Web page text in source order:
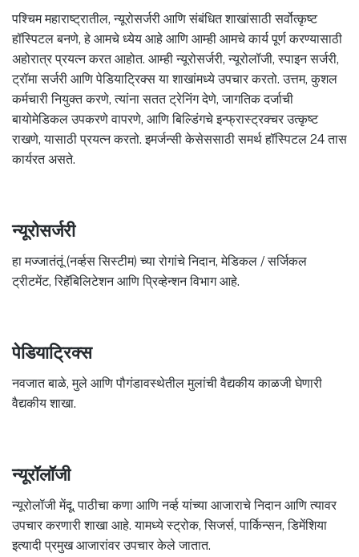
पश्चिम महाराष्ट्रातील, न्यूरोसर्जरी आणि संबंधित शाखांसाठी सर्वोत्कृष्ट
हॉस्पिटल बनणे, हे आमचे ध्येय आहे आणि आम्ही आमचे कार्य पूर्ण करण्यासाठी
अहोरात्र प्रयत्न करत आहोत. आम्ही न्यूरोसर्जरी, न्यूरोलॉजी, स्पाइन सर्जरी,
ट्रॉमा सर्जरी आणि पेडियाट्रिक्स या शाखांमध्ये उपचार करतो. उत्तम, कुशल
कर्मचारी नियुक्त करणे, त्यांना सतत ट्रेनिंग देणे, जागतिक दर्जाची
बायोमेडिकल उपकरणे वापरणे, आणि बिल्डिंगचे इन्फ्रास्ट्रक्चर उत्कृष्ट
राखणे, यासाठी प्रयत्न करतो. इमर्जन्सी केसेससाठी समर्थ हॉस्पिटल 24 तास
कार्यरत असते.
न्यूरोसर्जरी
हा मज्जातंतूं (नर्व्हस सिस्टीम) च्या रोगांचे निदान, मेडिकल / सर्जिकल
ट्रीटमेंट, रिहॅबिलिटेशन आणि प्रिव्हेन्शन विभाग आहे.
पेडियाट्रिक्स
नवजात बाळे, मुले आणि पौगंडावस्थेतील मुलांची वैद्यकीय काळजी घेणारी
वैद्यकीय शाखा.
न्यूरॉलॉजी
न्यूरोलॉजी मेंदू, पाठीचा कणा आणि नर्व्ह यांच्या आजाराचे निदान आणि त्यावर
उपचार करणारी शाखा आहे. यामध्ये स्ट्रोक, सिजर्स, पार्किन्सन, डिमेंशिया
इत्यादी प्रमुख आजारांवर उपचार केले जातात.